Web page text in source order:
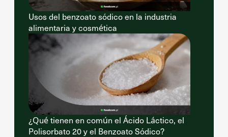
Usos del benzoato sódico en la industria
alimentaria y cosmética
¿Qué tienen en común el Ácido Láctico, el
Polisorbato 20 y el Benzoato Sódico?